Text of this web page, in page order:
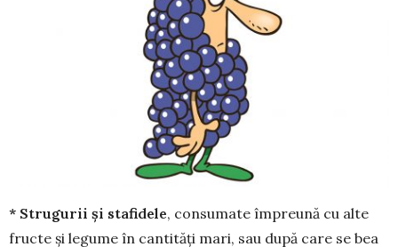
* Strugurii și stafidele, con­sumate împreună cu alte
fructe și le­gume în cantități mari, sau după care se bea